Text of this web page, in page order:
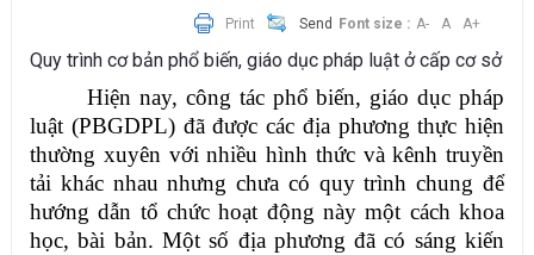
Print
Send Font size : A- A A+
Quy trình cơ bản phổ biến, giáo dục pháp luật ở cấp cơ sở
Hiện nay, công tác phổ biến, giáo dục pháp
luật (PBGDPL) đã được các địa phương thực hiện
thường xuyên với nhiều hình thức và kênh truyền
tải khác nhau nhưng chưa có quy trình chung để
hướng dẫn tổ chức hoạt động này một cách khoa
học, bài bản. Một số địa phương đã có sáng kiến